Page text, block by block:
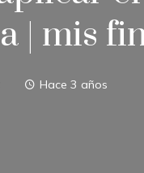
| mis
Hace 3 años